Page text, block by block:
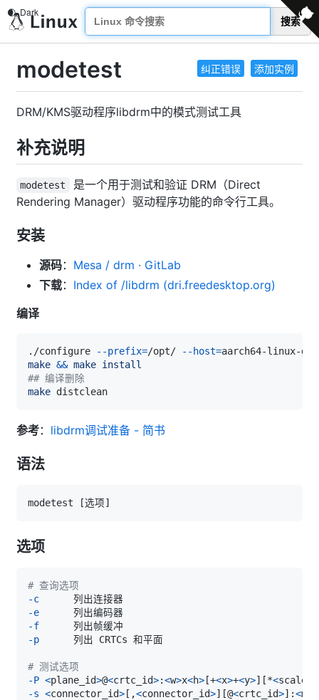
搜索
纠正错误 添加实例
modetest
DRM/KMS驱动程序libdrm中的模式测试工具
补充说明
modetest
是一个用于测试和验证 DRM（Direct
Rendering Manager）驱动程序功能的命令行工具。
安装
源码： Mesa / drm · GitLab
下载： Index of /libdrm (dri.freedesktop.org)
编译
./configure --prefix=/opt/ --host=
make && make install
## 编译删除
make
参考： libdrm调试准备 - 简书
语法
modetest [选项]
选项
# 查询选项
-c
-e
-f
-p
# 测试选项
-P <plane_id>@<crtc_id>:<w>x<h> [+<x>+<y>] [*<scale
-s <connector_id> [ ,<connector_id>] [@<crtc_id>] :<